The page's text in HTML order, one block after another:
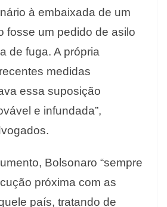
à embaixada de um
fosse um pedido de asilo
de fuga. A própria
medidas
essa suposição
e infundada”,
Bolsonaro “sempre
próxima com as
país, tratando de